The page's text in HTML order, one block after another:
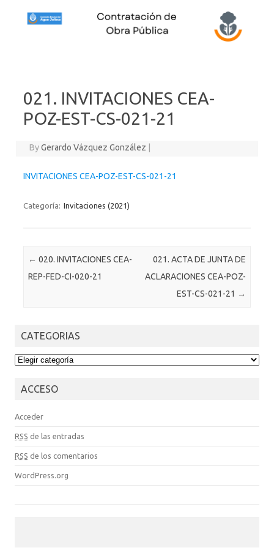
021. INVITACIONES CEA-
POZ-EST-CS-021-21
ByGerardo Vázquez González
INVITACIONES CEA-POZ-EST-CS-021-21
Categoría: Invitaciones (2021)
Post navigation
← 020. INVITACIONES CEA-
REP-FED-CI-020-21
021. ACTA DE JUNTA DE
ACLARACIONES CEA-POZ-
EST-CS-021-21 →
CATEGORIAS
CATEGORIAS
ACCESO
Acceder
RSS de las entradas
RSS de los comentarios
WordPress.org